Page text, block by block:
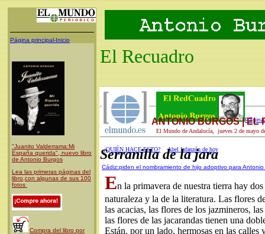
Página principal-Inicio
"Juanito Valderrama:Mi
España querida", nuevo libro
de Antonio Burgos
Lea las primeras páginas del
libro,con algunas de sus 100
fotos
Compra del libro por
El Recuadro
El Mundo de Andalucía, jueves 2 de mayo
¿QUIÉN HACE ESTO? Abel Infanzón de hoy
Cádiz:piden el nombramiento de hijo adoptivo para
ANTONIO BURGOS | EL
Serranilla de la jara
En la primavera de nuestra tierra hay
naturaleza y la de la literatura. Las flores
las acacias, las flores de los jazmineros,
las flores de las jacarandas tienen una
Están, por un lado, hermosas en las calles